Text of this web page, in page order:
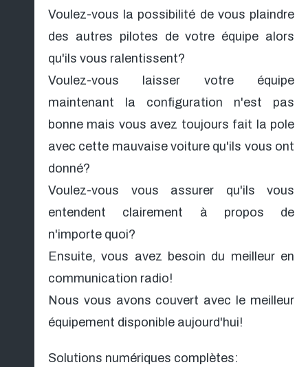
Voulez-vous la possibilité de vous plaindre
des autres pilotes de votre équipe alors
qu'ils vous ralentissent?
Voulez-vous laisser votre équipe
maintenant la configuration n'est pas
bonne mais vous avez toujours fait la pole
avec cette mauvaise voiture qu'ils vous ont
donné?
Voulez-vous vous assurer qu'ils vous
entendent clairement à propos de
n'importe quoi?
Ensuite, vous avez besoin du meilleur en
communication radio!
Nous vous avons couvert avec le meilleur
équipement disponible aujourd'hui!
Solutions numériques complètes: